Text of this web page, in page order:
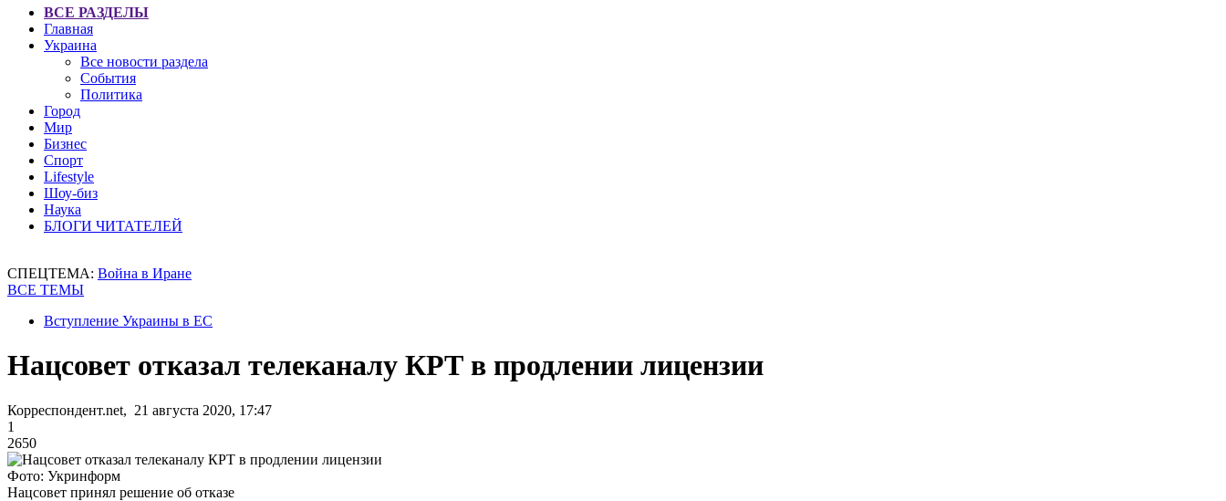
ВСЕ РАЗДЕЛЫ
Главная
Украина
Все новости раздела
События
Политика
Город
Мир
Бизнес
Спорт
Lifestyle
Шоу-биз
Наука
БЛОГИ ЧИТАТЕЛЕЙ
СПЕЦТЕМА: Война в Иране
ВСЕ ТЕМЫ
Вступление Украины в ЕС
Нацсовет отказал телеканалу КРТ в продлении лицензии
Корреспондент.net, 21 августа 2020, 17:47
1
2650
Фото: Укринформ
Нацсовет принял решение об отказе